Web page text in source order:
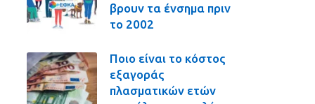
βρουν τα ένσημα πριν
το 2002
Ποιο είναι το κόστος
εξαγοράς
πλασματικών ετών